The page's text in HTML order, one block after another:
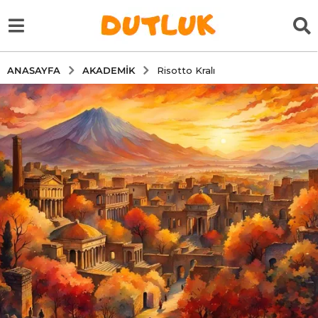
ANASAYFA AKADEMIK Risotto Kralı